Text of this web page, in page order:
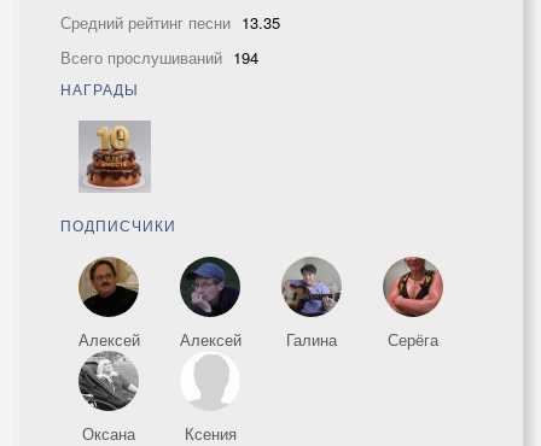
Средний рейтинг песни 13.35
Всего прослушиваний 194
НАГРАДЫ
ПОДПИСЧИКИ
Алексей Алексей Галина Серёга
Оксана Ксения